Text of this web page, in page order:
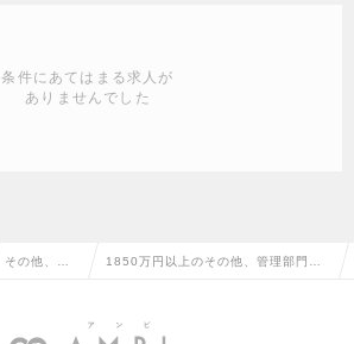
条件にあてはまる求人が
ありませんでした
その他、管 1850万円以上のその他、管理部門系